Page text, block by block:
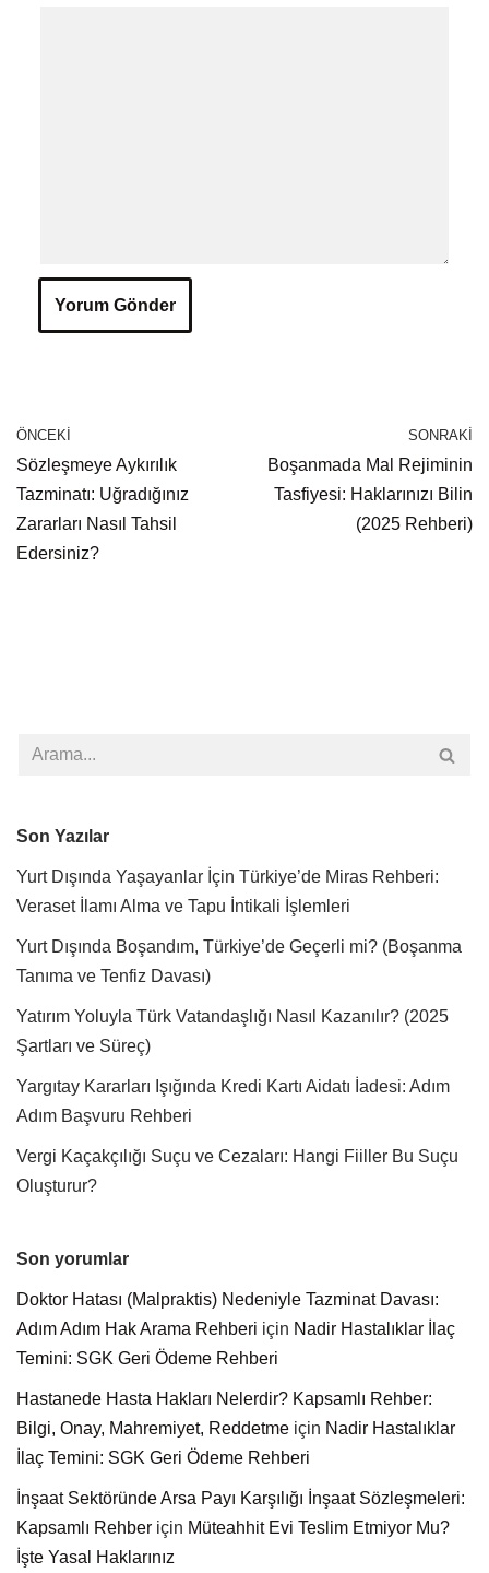
ÖNCEKI
Sözleşmeye Aykırılık
Tazminatı: Uğradığınız
Zararları Nasıl Tahsil
Edersiniz?
SONRAKI
Boşanmada Mal Rejiminin
Tasfiyesi: Haklarınızı Bilin
(2025 Rehberi)
Son Yazılar
Yurt Dışında Yaşayanlar İçin Türkiye’de Miras Rehberi:
Veraset İlamı Alma ve Tapu İntikali İşlemleri
Yurt Dışında Boşandım, Türkiye’de Geçerli mi? (Boşanma
Tanıma ve Tenfiz Davası)
Yatırım Yoluyla Türk Vatandaşlığı Nasıl Kazanılır? (2025
Şartları ve Süreç)
Yargıtay Kararları Işığında Kredi Kartı Aidatı İadesi: Adım
Adım Başvuru Rehberi
Vergi Kaçakçılığı Suçu ve Cezaları: Hangi Fiiller Bu Suçu
Oluşturur?
Son yorumlar
Doktor Hatası (Malpraktis) Nedeniyle Tazminat Davası:
Adım Adım Hak Arama Rehberi için Nadir Hastalıklar İlaç
Temini: SGK Geri Ödeme Rehberi
Hastanede Hasta Hakları Nelerdir? Kapsamlı Rehber:
Bilgi, Onay, Mahremiyet, Reddetme için Nadir Hastalıklar
İlaç Temini: SGK Geri Ödeme Rehberi
İnşaat Sektöründe Arsa Payı Karşılığı İnşaat Sözleşmeleri:
Kapsamlı Rehber için Müteahhit Evi Teslim Etmiyor Mu?
İşte Yasal Haklarınız